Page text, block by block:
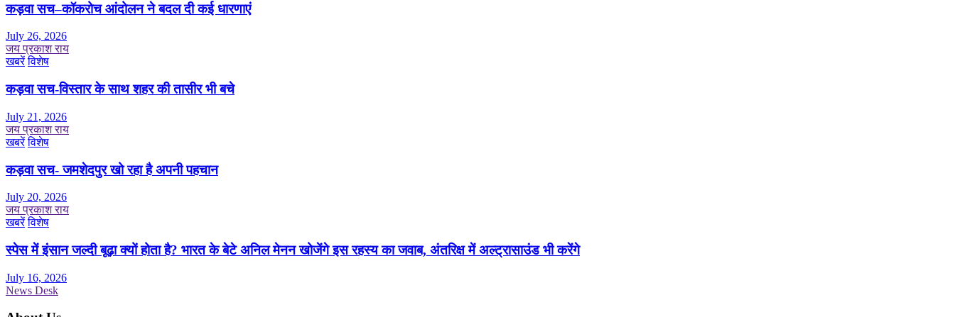
कड़वा सच–कॉकरोच आंदोलन ने बदल दी कई धारणाएं
July 26, 2026
जय प्रकाश राय
खबरें विशेष
कड़वा सच-विस्तार के साथ शहर की तासीर भी बचे
July 21, 2026
जय प्रकाश राय
खबरें विशेष
कड़वा सच- जमशेदपुर खो रहा है अपनी पहचान
July 20, 2026
जय प्रकाश राय
खबरें विशेष
स्पेस में इंसान जल्दी बूढ़ा क्यों होता है? भारत के बेटे अनिल मेनन खोजेंगे इस रहस्य का जवाब, अंतरिक्ष में अल्ट्रासाउंड भी करेंगे
July 16, 2026
News Desk